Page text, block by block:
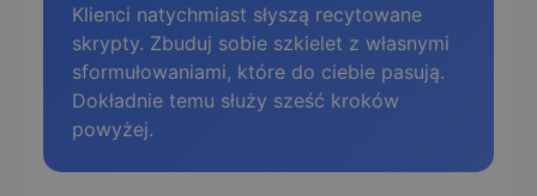
Klienci natychmiast słyszą recytowane
skrypty. Zbuduj sobie szkielet z własnymi
sformułowaniami, które do ciebie pasują.
Dokładnie temu służy sześć kroków
powyżej.